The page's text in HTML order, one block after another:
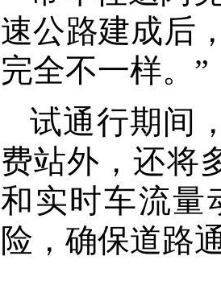
速公路建成后
完全不一样。”
试通行期间
费站外，还将
和实时车流量
险，确保道路